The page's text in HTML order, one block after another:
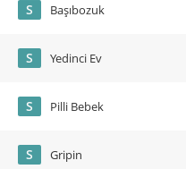
S Başıbozuk
S Yedinci Ev
S Pilli Bebek
S Gripin